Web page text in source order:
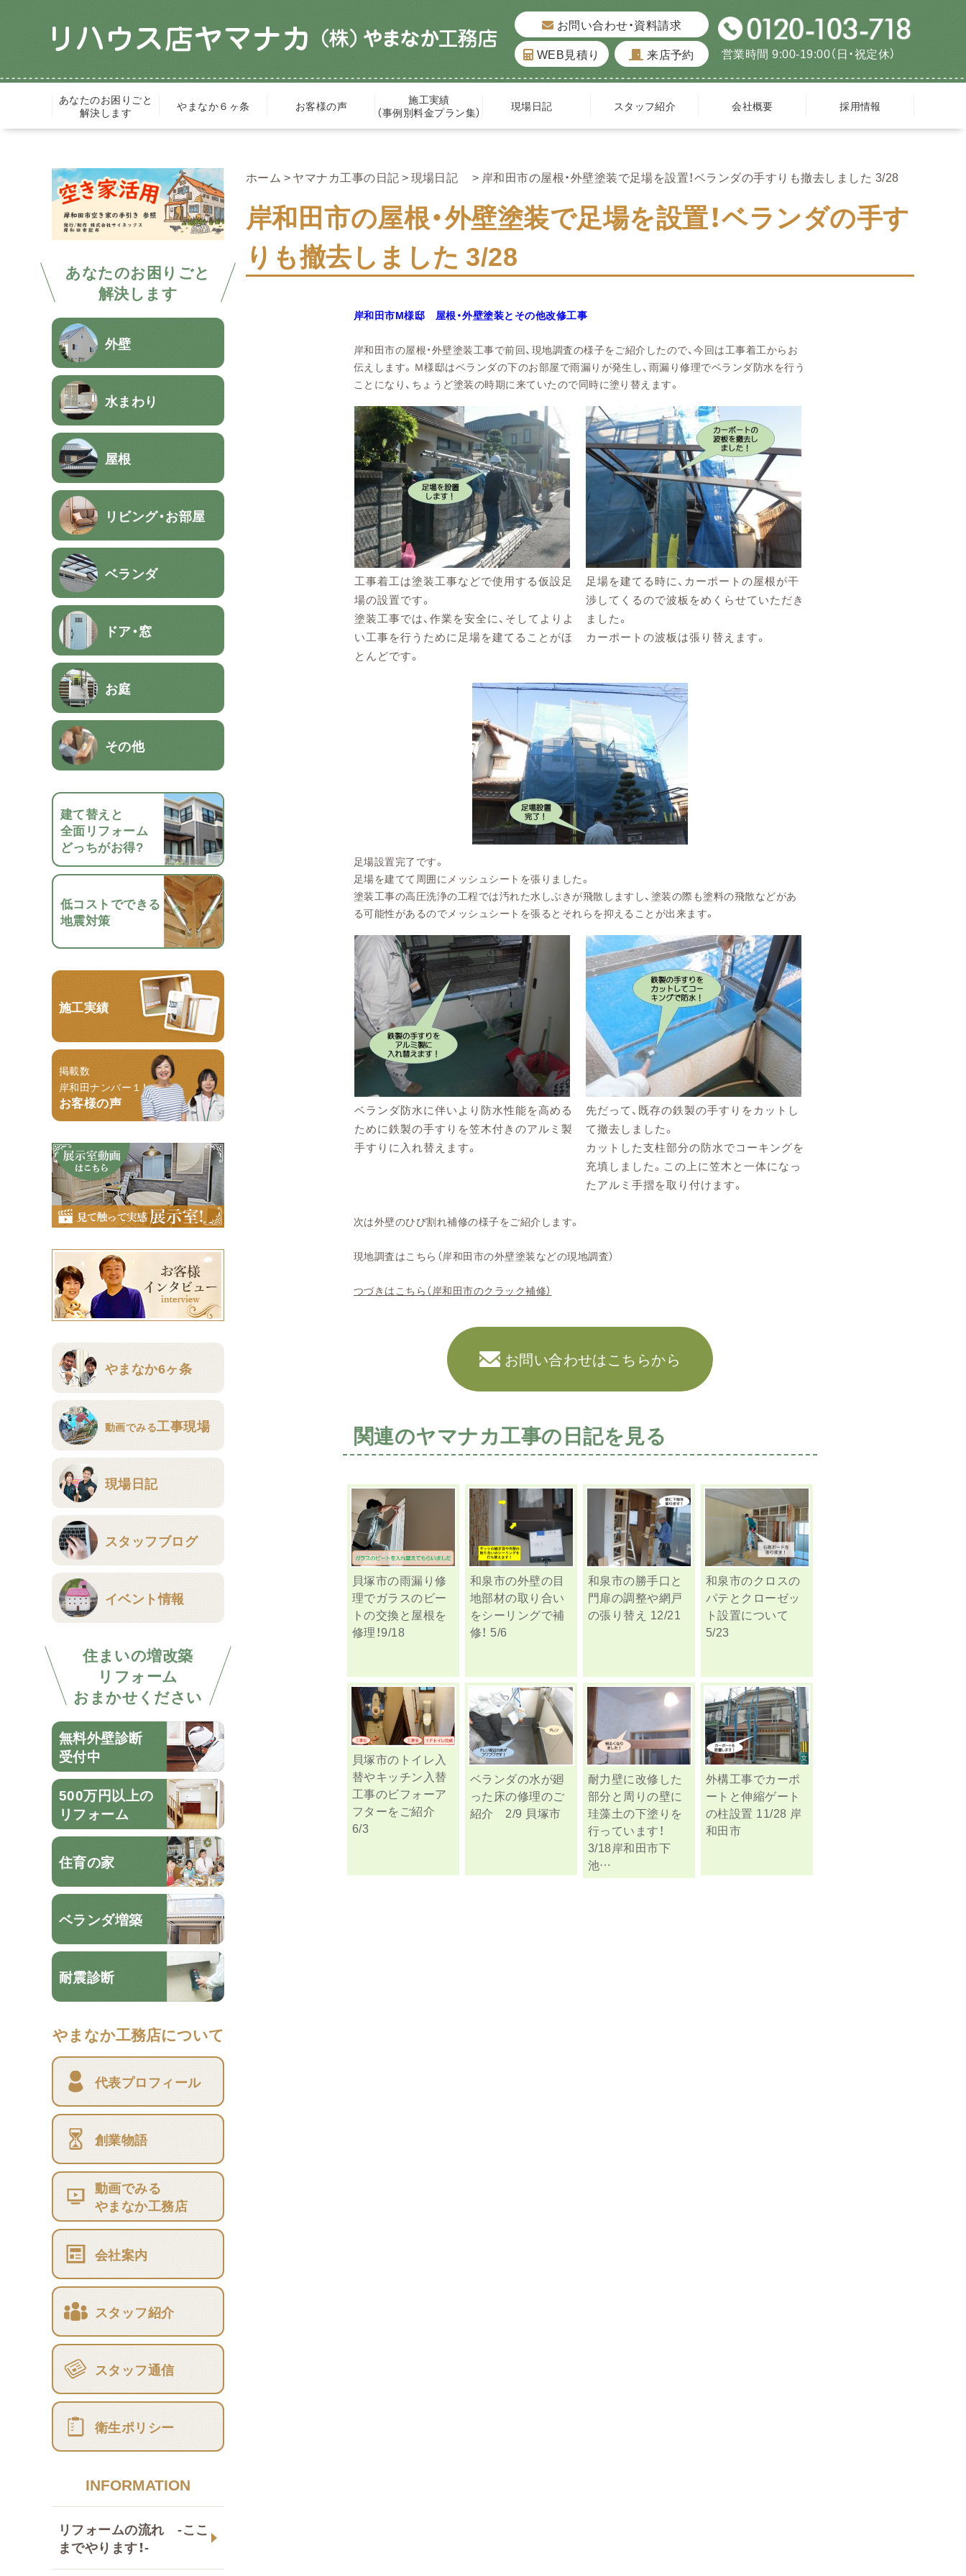
お問い合わせ・資料請求
WEB見積り
来店予約 営業時間 9:00-19:00（日・祝定休）
あなたのお困りごと
解決します
やまなか６ヶ条 お客様の声
施工実績
（事例別料金プラン集）
現場日記 スタッフ紹介 会社概要 採用情報
あなたのお困りごと
解決します
外壁
水まわり
屋根
リビング・お部屋
ベランダ
ドア・窓
お庭
その他
建て替えと
全面リフォーム
どっちがお得?
低コストでできる
地震対策
施工実績
掲載数
岸和田ナンバー１！
お客様の声
やまなか6ヶ条
動画でみる工事現場
現場日記
スタッフブログ
イベント情報
住まいの増改築
リフォーム
おまかせください
無料外壁診断
受付中
500万円以上の
リフォーム
住育の家
ベランダ増築
耐震診断
やまなか工務店について
代表プロフィール
創業物語
動画でみる
やまなか工務店
会社案内
スタッフ紹介
スタッフ通信
衛生ポリシー
INFORMATION
リフォームの流れ -ここ
までやります！-
ホーム ヤマナカ工事の日記 現場日記 岸和田市の屋根・外壁塗装で足場を設置！ベランダの手すりも撤去しました 3/28
岸和田市の屋根・外壁塗装で足場を設置！ベランダの手す
りも撤去しました 3/28
岸和田市M様邸 屋根・外壁塗装とその他改修工事
岸和田市の屋根・外壁塗装工事で前回、現地調査の様子をご紹介したので、今回は工事着工からお
伝えします。Ｍ様邸はベランダの下のお部屋で雨漏りが発生し、雨漏り修理でベランダ防水を行う
ことになり、ちょうど塗装の時期に来ていたので同時に塗り替えます。
工事着工は塗装工事などで使用する仮設足
場の設置です。
塗装工事では、作業を安全に、そしてよりよ
い工事を行うために足場を建てることがほ
とんどです。
足場を建てる時に、カーポートの屋根が干
渉してくるので波板をめくらせていただき
ました。
カーポートの波板は張り替えます。
足場設置完了です。
足場を建てて周囲にメッシュシートを張りました。
塗装工事の高圧洗浄の工程では汚れた水しぶきが飛散しますし、塗装の際も塗料の飛散などがあ
る可能性があるのでメッシュシートを張るとそれらを抑えることが出来ます。
ベランダ防水に伴いより防水性能を高める
ために鉄製の手すりを笠木付きのアルミ製
手すりに入れ替えます。
先だって、既存の鉄製の手すりをカットし
て撤去しました。
カットした支柱部分の防水でコーキングを
充填しました。この上に笠木と一体になっ
たアルミ手摺を取り付けます。
次は外壁のひび割れ補修の様子をご紹介します。
現地調査はこちら（岸和田市の外壁塗装などの現地調査）
つづきはこちら（岸和田市のクラック補修）
お問い合わせはこちらから
関連のヤマナカ工事の日記を見る
貝塚市の雨漏り修
理でガラスのビー
トの交換と屋根を
修理！9/18
和泉市の外壁の目
地部材の取り合い
をシーリングで補
修！ 5/6
和泉市の勝手口と
門扉の調整や網戸
の張り替え 12/21
和泉市のクロスの
パテとクローゼッ
ト設置について
5/23
貝塚市のトイレ入
替やキッチン入替
工事のビフォーア
フターをご紹介
6/3
ベランダの水が廻
った床の修理のご
紹介 2/9 貝塚市
耐力壁に改修した
部分と周りの壁に
珪藻土の下塗りを
行っています！
3/18岸和田市下
池…
外構工事でカーポ
ートと伸縮ゲート
の柱設置 11/28 岸
和田市